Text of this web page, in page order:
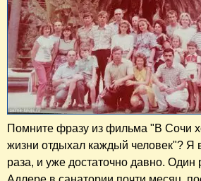
Помните фразу из фильма "В Сочи
жизни отдыхал каждый человек"? Я
раза, и уже достаточно давно. Один